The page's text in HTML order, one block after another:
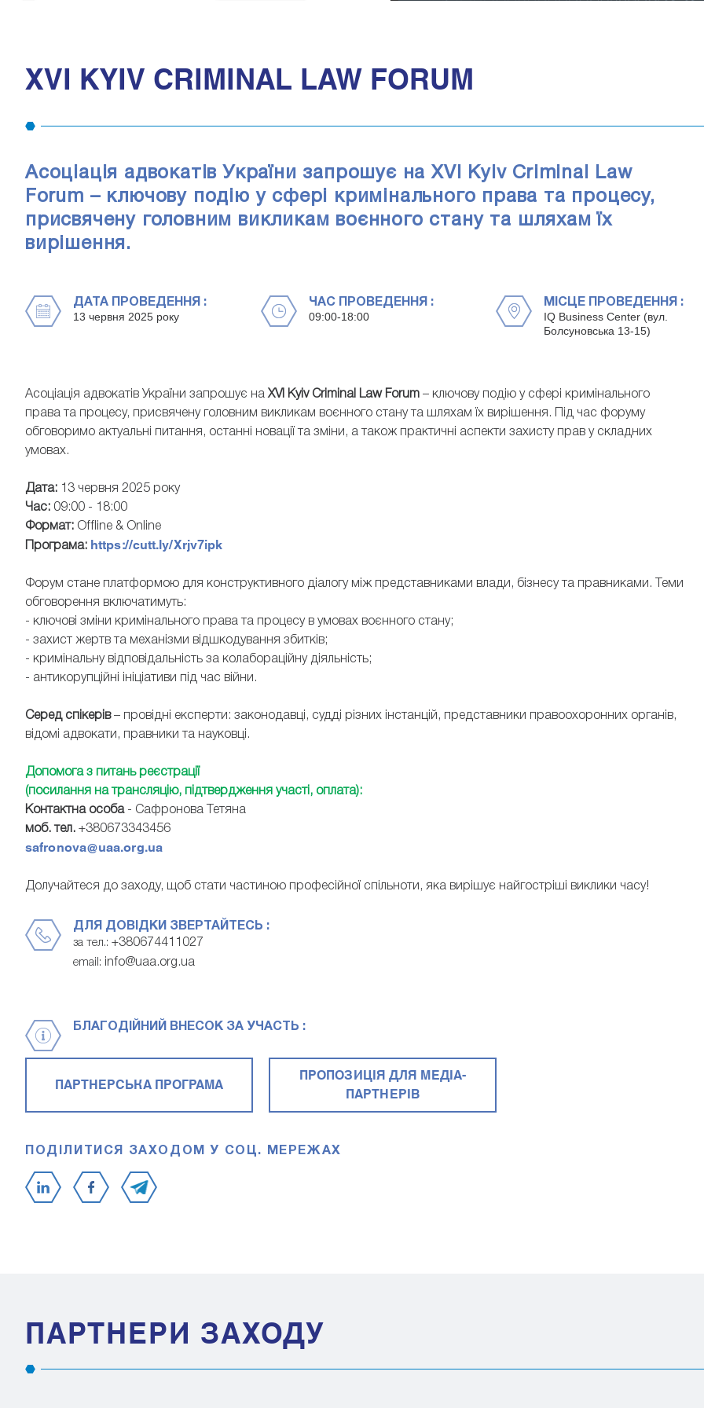
XVI KYIV CRIMINAL LAW FORUM
Асоціація адвокатів України запрошує на XVI Kyiv Criminal Law
Forum – ключову подію у сфері кримінального права та процесу,
присвячену головним викликам воєнного стану та шляхам їх
вирішення.
ДАТА ПРОВЕДЕННЯ :
13 червня 2025 року
ЧАС ПРОВЕДЕННЯ :
09:00-18:00
МІСЦЕ ПРОВЕДЕННЯ :
IQ Business Center (вул.
Болсуновська 13-15)
Асоціація адвокатів України запрошує наXVI Kyiv Criminal Law Forum – ключову подію у сфері кримінального
права та процесу, присвячену головним викликам воєнного стану та шляхам їх вирішення. Під час форуму
обговоримо актуальні питання, останні новації та зміни, а також практичні аспекти захисту прав у складних
умовах.
Дата:
13 червня 2025 року
Час: 09:00 - 18:00
Формат: Offline & Online
Програма: https://cutt.ly/Xrjv7ipk
Форум стане платформою для конструктивного діалогу між представниками влади, бізнесу та правниками. Теми
обговорення включатимуть:
- ключові зміни кримінального права та процесу в умовах воєнного стану;
- захист жертв та механізми відшкодування збитків;
- кримінальну відповідальність за колабораційну діяльність;
- антикорупційні ініціативи під час війни.
Серед спікерів– провідні експерти: законодавці, судді різних інстанцій, представники правоохоронних органів,
відомі адвокати, правники та науковці.
Допомога з питань реєстрації
(посилання на трансляцію, підтвердження участі, оплата):
Контактна особа- Сафронова Тетяна
моб. тел. +380673343456
safronova@uaa.org.ua
Долучайтеся до заходу, щоб стати частиною професійної спільноти, яка вирішує найгостріші виклики часу!
ДЛЯ ДОВІДКИ ЗВЕРТАЙТЕСЬ :
за тел.: +380674411027
email: info@uaa.org.ua
БЛАГОДІЙНИЙ ВНЕСОК ЗА УЧАСТЬ :
ПАРТНЕРСЬКА ПРОГРАМА
ПРОПОЗИЦІЯ ДЛЯ МЕДІА-
ПАРТНЕРІВ
ПОДІЛИТИСЯ ЗАХОДОМ У СОЦ. МЕРЕЖАХ
ЖИДКОВ ВАЛЕРІЙ
прокурор другого відділу управління
процесуального керівництва досудовим
розслідуванням та підтримання публічного
обвинувачення Генеральної інспекції Офісу
Генерального прокурора
ПАРТНЕРИ ЗАХОДУ